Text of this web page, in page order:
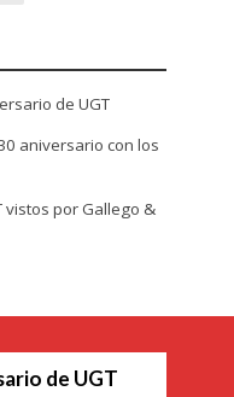
de UGT
aniversario con los
vistos por Gallego &
de UGT